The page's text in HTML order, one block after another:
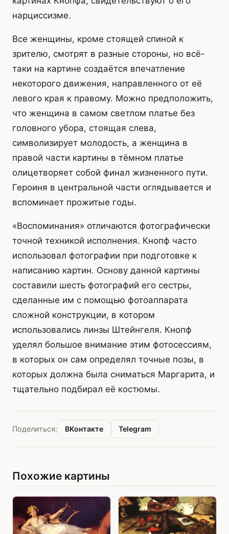
нарциссизме.
Все женщины, кроме стоящей спиной к
зрителю, смотрят в разные стороны, но всё-
таки на картине создаётся впечатление
некоторого движения, направленного от её
левого края к правому. Можно предположить,
что женщина в самом светлом платье без
головного убора, стоящая слева,
символизирует молодость, а женщина в
правой части картины в тёмном платье
олицетворяет собой финал жизненного пути.
Героиня в центральной части оглядывается и
вспоминает прожитые годы.
«Воспоминания» отличаются фотографически
точной техникой исполнения. Кнопф часто
использовал фотографии при подготовке к
написанию картин. Основу данной картины
составили шесть фотографий его сестры,
сделанные им с помощью фотоаппарата
сложной конструкции, в котором
использовались линзы Штейнгеля. Кнопф
уделял большое внимание этим фотосессиям,
в которых он сам определял точные позы, в
которых должна была сниматься Маргарита, и
тщательно подбирал её костюмы.
Поделиться: ВКонтакте Telegram
Похожие картины